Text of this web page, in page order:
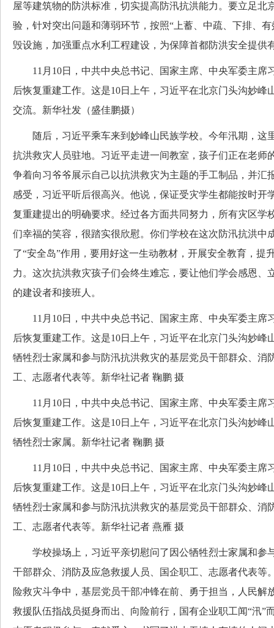
屋等建筑物的防洪标准，切实提高防汛抗洪能力。要立足北
验，针对突出问题和薄弱环节，按照“上蓄、中疏、下排、
毁设施，加强重点水利工程建设，为保障首都防洪安全提供
11月10日，中共中央总书记、国家主席、中央军委主席
后恢复重建工作。这是10日上午，习近平在北京门头沟妙峰
交流。新华社发（盛佳鹏摄）
随后，习近平乘车来到妙峰山民族学校。今年汛期，这
抗洪救灾人员驻地。习近平走进一间教室，孩子们正在老师
争着向习爷爷展示自己以抗洪救灾为主题的手工制品，并汇
感受，习近平听后很高兴。他说，保证受灾学生都能按时开
复重建提出的明确要求。经过各方面共同努力，所有灾区学
们幸福的笑容，很踏实很欣慰。你们学校在这次防汛抗洪中
了“安全岛”作用，要用好这一生动教材，开展安全教育，提
力。这次抗洪救灾孩子们会终生难忘，要让他们学会感恩、
的建设者和接班人。
11月10日，中共中央总书记、国家主席、中央军委主席
后恢复重建工作。这是10日上午，习近平在北京门头沟妙峰
牺牲烈士家属和参与防汛抗洪救灾的基层党员干部群众、消
工、志愿者代表等。新华社记者 鞠鹏 摄
11月10日，中共中央总书记、国家主席、中央军委主席
后恢复重建工作。这是10日上午，习近平在北京门头沟妙峰
牺牲烈士家属。新华社记者 鞠鹏 摄
11月10日，中共中央总书记、国家主席、中央军委主席
后恢复重建工作。这是10日上午，习近平在北京门头沟妙峰
牺牲烈士家属和参与防汛抗洪救灾的基层党员干部群众、消
工、志愿者代表等。新华社记者 燕雁 摄
学校操场上，习近平亲切慰问了因公牺牲烈士家属和参
干部群众、消防及应急救援人员、国企职工、志愿者代表等
险救灾斗争中，基层党员干部冲锋在前、勇于担当，人民解
救援队伍指战员挺身而出、向险前行，国有企业职工闻“汛”